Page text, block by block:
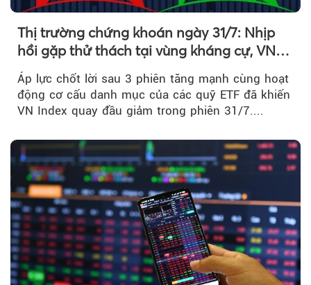
Thị trường chứng khoán ngày 31/7: Nhịp
hồi gặp thử thách tại vùng kháng cự, VN
Index giảm gần 9 điểm trong phiên cuối...
Áp lực chốt lời sau 3 phiên tăng mạnh cùng hoạt
động cơ cấu danh mục của các quỹ ETF đã khiến
VN Index quay đầu giảm trong phiên 31/7....